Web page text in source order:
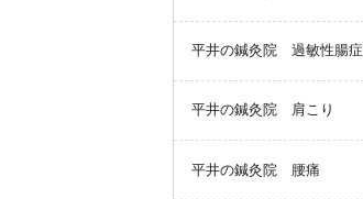
平井の鍼灸院 過敏性腸
平井の鍼灸院 肩こり
平井の鍼灸院 腰痛